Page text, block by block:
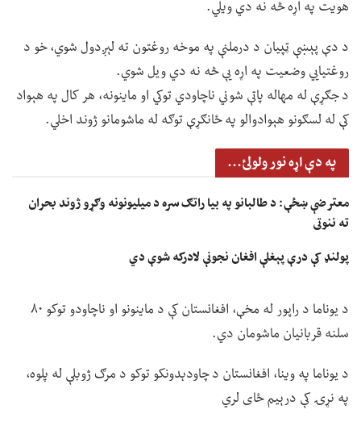
هویت په اړه څه نه دي ویلي.
د دې پېښې ټپیان د درملنې په موخه روغتون ته لېږدول شوي، خو د
روغتیايي وضعیت په اړه یې څه نه دي ویل شوي.
د جګړې له مهاله پاتې شوني ناچاودي توکي او ماینونه، هر کال په هېواد
کې له لسګونو هېوادوالو په ځانګړې توګه له ماشومانو ژوند اخلي.
په دې اړه نور ولولئ...
معترضې ښځې: د طالبانو په بیا راتګ سره د میلیونونه وګړو ژوند بحران
ته ننوتی
پولنډ کې درې پېغلې افغان نجونې لادرکه شوې دي
د یوناما د راپور له مخې، افغانستان کې د ماینونو او ناچاودو توکو ۸۰
سلنه قربانیان ماشومان دي.
د یوناما په وینا، افغانستان د چاودېدونکو توکو د مرګ ژوبلې له پلوه،
په نړۍ کې درېیم ځای لري